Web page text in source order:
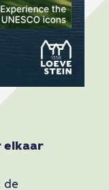
elkaar
de